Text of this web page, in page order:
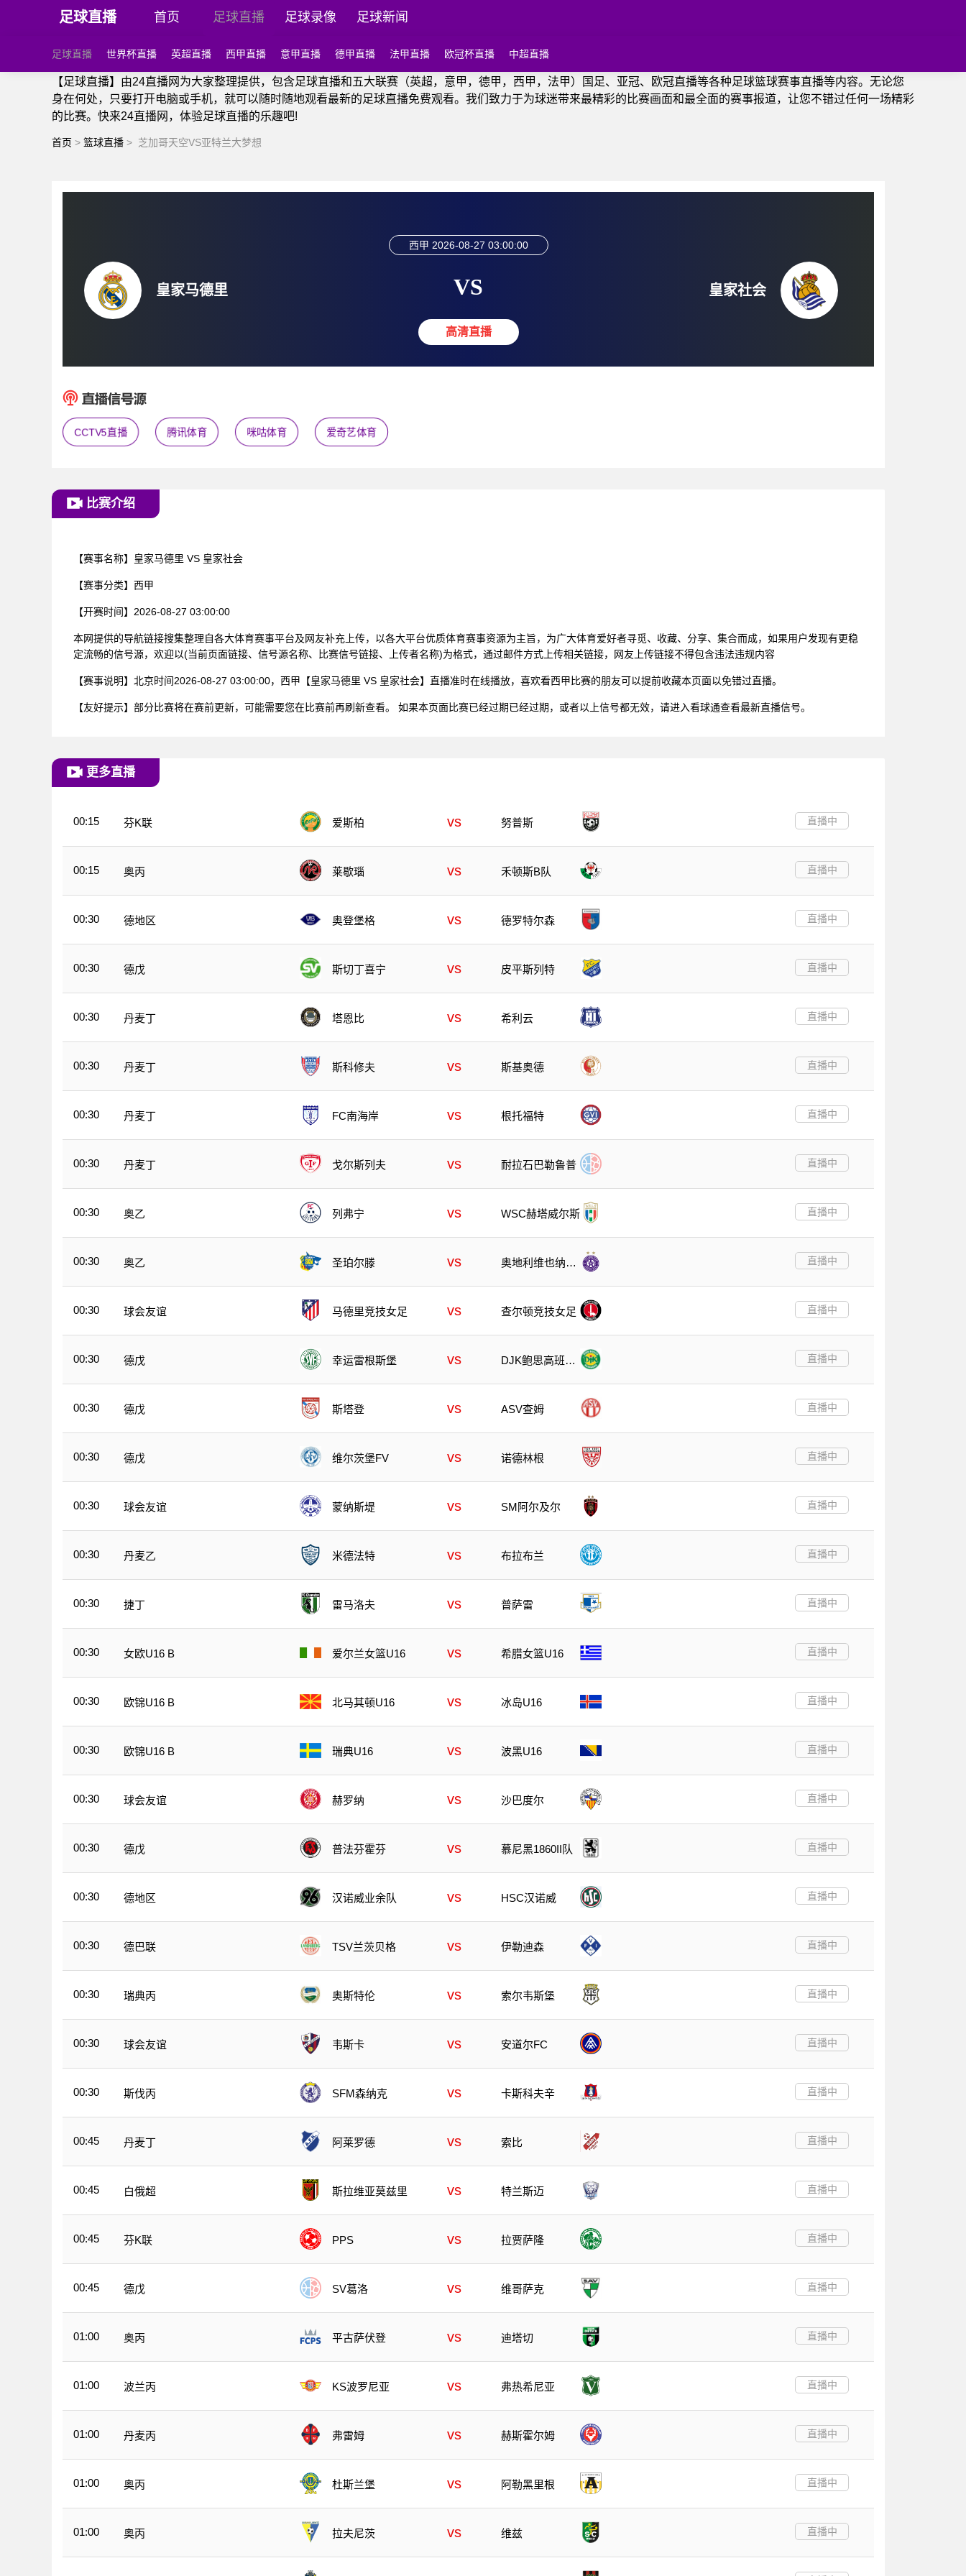
足球直播 首页 足球直播 足球录像 足球新闻
足球直播 世界杯直播 英超直播 西甲直播 意甲直播 德甲直播 法甲直播 欧冠杯直播 中超直播
【足球直播】由24直播网为大家整理提供，包含足球直播和五大联赛（英超，意甲，德甲，西甲，法甲）国足、亚冠、欧冠直播等各种足球篮球赛事直播等内容。无论您
身在何处，只要打开电脑或手机，就可以随时随地观看最新的足球直播免费观看。我们致力于为球迷带来最精彩的比赛画面和最全面的赛事报道，让您不错过任何一场精彩
的比赛。快来24直播网，体验足球直播的乐趣吧!
首页 > 篮球直播 > 芝加哥天空VS亚特兰大梦想
皇家马德里
西甲 2026-08-27 03:00:00
VS
高清直播
皇家社会
CCTV5直播 腾讯体育 咪咕体育 爱奇艺体育
比赛介绍
【赛事名称】 皇家马德里 VS 皇家社会
【赛事分类】 西甲
【开赛时间】 2026-08-27 03:00:00
本网提供的导航链接搜集整理自各大体育赛事平台及网友补充上传，以各大平台优质体育赛事资源为主旨，为广大体育爱好者寻觅、收藏、分享、集合而成，如果用户发现有更稳
定流畅的信号源，欢迎以(当前页面链接、信号源名称、比赛信号链接、上传者名称)为格式，通过邮件方式上传相关链接，网友上传链接不得包含违法违规内容
【赛事说明】北京时间2026-08-27 03:00:00，西甲【皇家马德里 VS 皇家社会】直播准时在线播放，喜欢看西甲比赛的朋友可以提前收藏本页面以免错过直播。
【友好提示】部分比赛将在赛前更新，可能需要您在比赛前再刷新查看。 如果本页面比赛已经过期已经过期，或者以上信号都无效，请进入看球通查看最新直播信号。
更多直播
00:15 芬K联 爱斯柏 vs 努普斯 直播中
00:15 奥丙 莱歇瑙 vs 禾顿斯B队 直播中
00:30 德地区 奥登堡格 vs 德罗特尔森 直播中
00:30 德戊 斯切丁喜宁 vs 皮平斯列特 直播中
00:30 丹麦丁 塔恩比 vs 希利云 直播中
00:30 丹麦丁 斯科修夫 vs 斯基奥德 直播中
00:30 丹麦丁 FC南海岸 vs 根托福特 直播中
00:30 丹麦丁 戈尔斯列夫 vs 耐拉石巴勒鲁普 直播中
00:30 奥乙 列弗宁 vs WSC赫塔威尔斯 直播中
00:30 奥乙 圣珀尔滕 vs
奥地利维也纳青
直播中
00:30 球会友谊 马德里竞技女足 vs 查尔顿竞技女足 直播中
00:30 德戊 幸运雷根斯堡 vs
DJK鲍思高班贝
直播中
00:30 德戊 斯塔登 vs ASV查姆 直播中
00:30 德戊 维尔茨堡FV vs 诺德林根 直播中
00:30 球会友谊 蒙纳斯堤 vs SM阿尔及尔 直播中
00:30 丹麦乙 米德法特 vs 布拉布兰 直播中
00:30 捷丁 雷马洛夫 vs 普萨雷 直播中
00:30 女欧U16 B 爱尔兰女篮U16 vs 希腊女篮U16 直播中
00:30 欧锦U16 B 北马其顿U16 vs 冰岛U16 直播中
00:30 欧锦U16 B 瑞典U16 vs 波黑U16 直播中
00:30 球会友谊 赫罗纳 vs 沙巴度尔 直播中
00:30 德戊 普法芬霍芬 vs 慕尼黑1860II队 直播中
00:30 德地区 汉诺威业余队 vs HSC汉诺威 直播中
00:30 德巴联 TSV兰茨贝格 vs 伊勒迪森 直播中
00:30 瑞典丙 奥斯特伦 vs 索尔韦斯堡 直播中
00:30 球会友谊 韦斯卡 vs 安道尔FC 直播中
00:30 斯伐丙 SFM森纳克 vs 卡斯科夫辛 直播中
00:45 丹麦丁 阿莱罗德 vs 索比 直播中
00:45 白俄超 斯拉维亚莫兹里 vs 特兰斯迈 直播中
00:45 芬K联 PPS vs 拉贾萨隆 直播中
00:45 德戊 SV葛洛 vs 维哥萨克 直播中
01:00 奥丙 平古萨伏登 vs 迪塔切 直播中
01:00 波兰丙 KS波罗尼亚 vs 弗热希尼亚 直播中
01:00 丹麦丙 弗雷姆 vs 赫斯霍尔姆 直播中
01:00 奥丙 杜斯兰堡 vs 阿勒黑里根 直播中
01:00 奥丙 拉夫尼茨 vs 维兹 直播中